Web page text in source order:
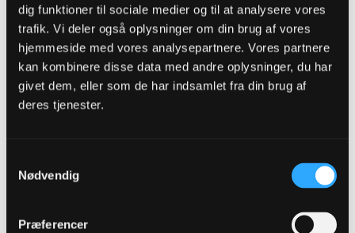
dig funktioner til sociale medier og til at analysere vores
trafik. Vi deler også oplysninger om din brug af vores
hjemmeside med vores analysepartnere. Vores partnere
kan kombinere disse data med andre oplysninger, du har
givet dem, eller som de har indsamlet fra din brug af
deres tjenester.
Nødvendig
Præferencer
Havde frygtet den lidt så dejlig nyhed
Nej hvad pokker skulle vi dog også med ham?
Oprindeligt indsendt af